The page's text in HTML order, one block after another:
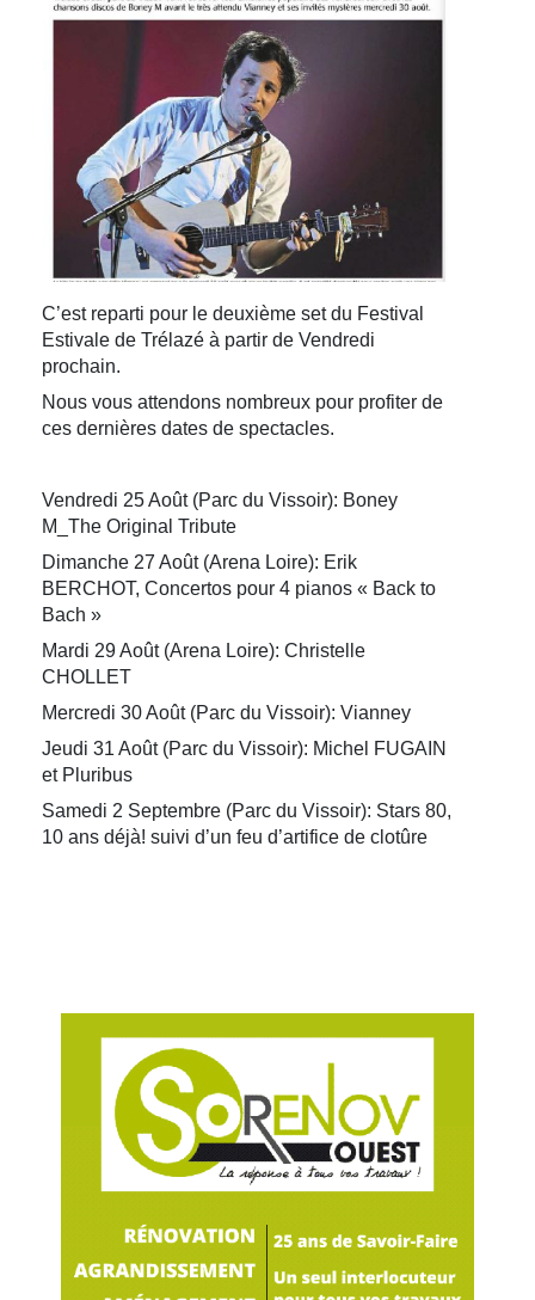
C’est reparti pour le deuxième set du Festival
Estivale de Trélazé à partir de Vendredi
prochain.
Nous vous attendons nombreux pour profiter de
ces dernières dates de spectacles.
Vendredi 25 Août (Parc du Vissoir): Boney
M_The Original Tribute
Dimanche 27 Août (Arena Loire): Erik
BERCHOT, Concertos pour 4 pianos « Back to
Bach »
Mardi 29 Août (Arena Loire): Christelle
CHOLLET
Mercredi 30 Août (Parc du Vissoir): Vianney
Jeudi 31 Août (Parc du Vissoir): Michel FUGAIN
et Pluribus
Samedi 2 Septembre (Parc du Vissoir): Stars 80,
10 ans déjà! suivi d’un feu d’artifice de clotûre